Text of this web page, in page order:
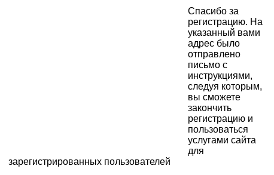
Спасибо за
регистрацию. На
указанный вами
адрес было
отправлено
письмо с
инструкциями,
следуя которым,
вы сможете
закончить
регистрацию и
пользоваться
услугами сайта
для
зарегистрированных пользователей